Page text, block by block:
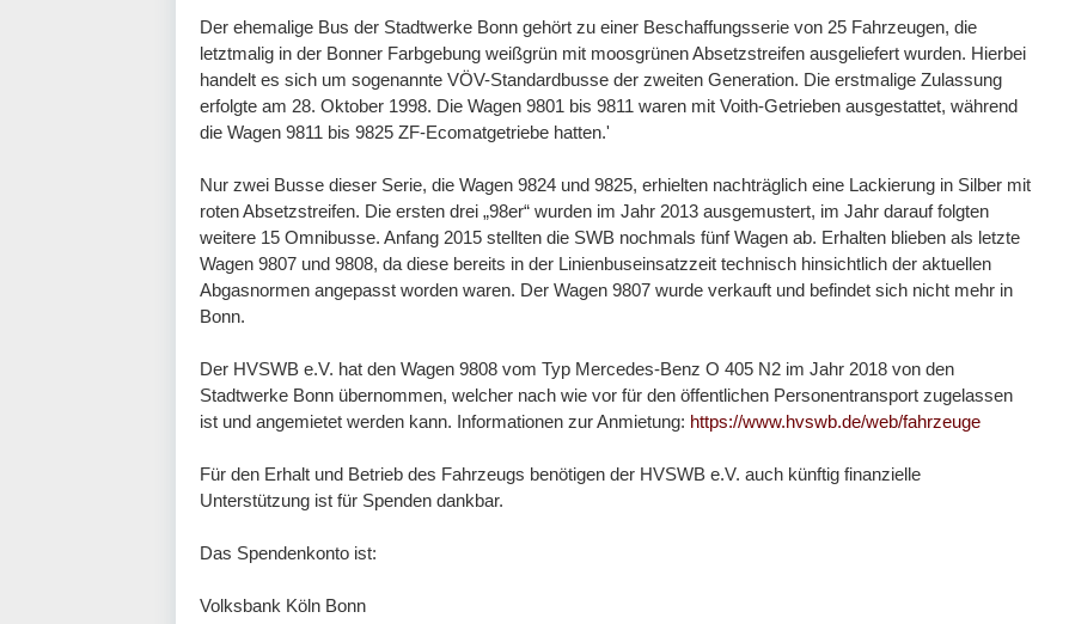
Der ehemalige Bus der Stadtwerke Bonn gehört zu einer Beschaffungsserie von 25 Fahrzeugen, die
letztmalig in der Bonner Farbgebung weißgrün mit moosgrünen Absetzstreifen ausgeliefert wurden. Hierbei
handelt es sich um sogenannte VÖV-Standardbusse der zweiten Generation. Die erstmalige Zulassung
erfolgte am 28. Oktober 1998. Die Wagen 9801 bis 9811 waren mit Voith-Getrieben ausgestattet, während
die Wagen 9811 bis 9825 ZF-Ecomatgetriebe hatten.'
Nur zwei Busse dieser Serie, die Wagen 9824 und 9825, erhielten nachträglich eine Lackierung in Silber mit
roten Absetzstreifen. Die ersten drei „98er“ wurden im Jahr 2013 ausgemustert, im Jahr darauf folgten
weitere 15 Omnibusse. Anfang 2015 stellten die SWB nochmals fünf Wagen ab. Erhalten blieben als letzte
Wagen 9807 und 9808, da diese bereits in der Linienbuseinsatzzeit technisch hinsichtlich der aktuellen
Abgasnormen angepasst worden waren. Der Wagen 9807 wurde verkauft und befindet sich nicht mehr in
Bonn.
Der HVSWB e.V. hat den Wagen 9808 vom Typ Mercedes-Benz O 405 N2 im Jahr 2018 von den
Stadtwerke Bonn übernommen, welcher nach wie vor für den öffentlichen Personentransport zugelassen
ist und angemietet werden kann. Informationen zur Anmietung: https://www.hvswb.de/web/fahrzeuge
Für den Erhalt und Betrieb des Fahrzeugs benötigen der HVSWB e.V. auch künftig finanzielle
Unterstützung ist für Spenden dankbar.
Das Spendenkonto ist:
Volksbank Köln Bonn